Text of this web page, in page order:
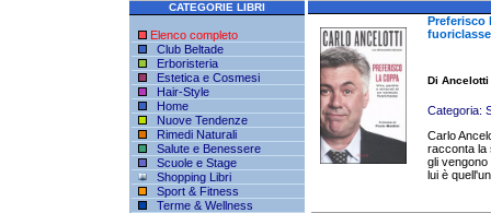
CATEGORIE LIBRI
Elenco completo
Club Beltade
Erboristeria
Estetica e Cosmesi
Hair-Style
Home
Nuove Tendenze
Rimedi Naturali
Salute e Benessere
Scuole e Stage
Shopping Libri
Sport & Fitness
Terme & Wellness
Preferisco
fuoriclasse
Di
Categoria:
Carlo
racconta la
gli vengono
lui è